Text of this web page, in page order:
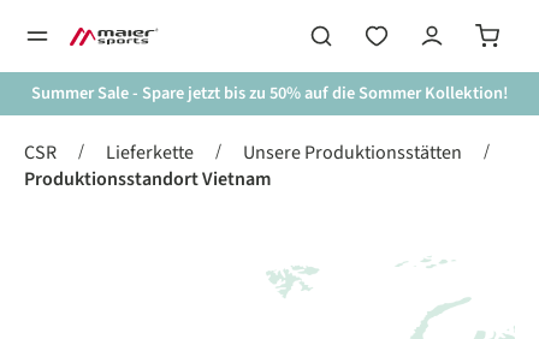
springen
Summer Sale - Spare jetzt bis zu 50% auf die Sommer Kollektion!
CSR / Lieferkette / Unsere Produktionsstätten /
Produktionsstandort Vietnam